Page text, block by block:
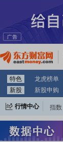
特色 龙虎榜单
新股
新股申购
行情中心 指数